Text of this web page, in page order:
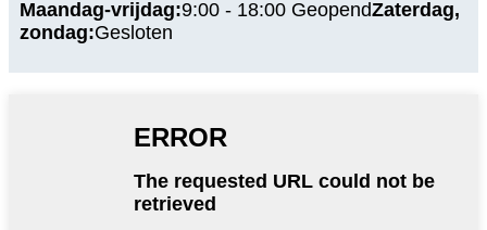
Maandag-vrijdag:9:00 - 18:00 GeopendZaterdag,
zondag:Gesloten